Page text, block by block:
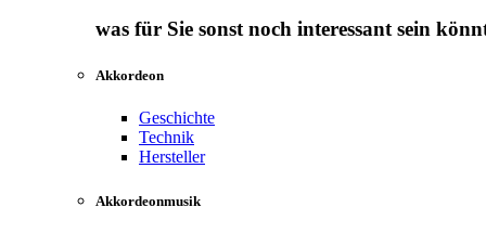
was für Sie sonst noch interessant sein
Akkordeon
Geschichte
Technik
Hersteller
Akkordeonmusik